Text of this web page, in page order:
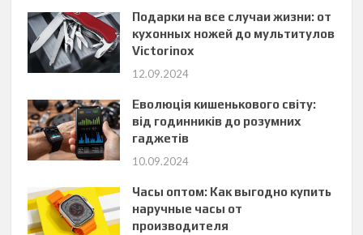
Подарки на все случаи жизни: от
кухонных ножей до мультитулов
Victorinox
12.09.2024
Еволюція кишенькового світу:
від годинників до розумних
гаджетів
10.09.2024
Часы оптом: Как выгодно купить
наручные часы от
производителя